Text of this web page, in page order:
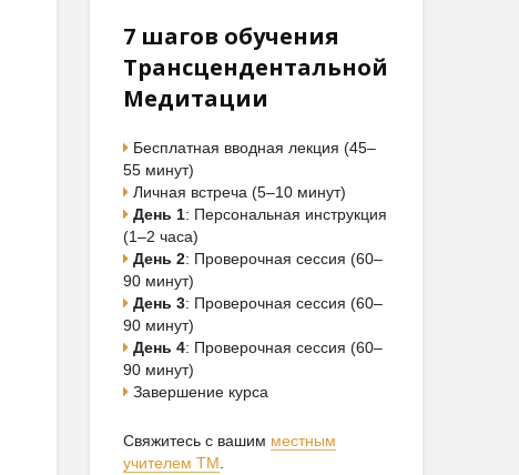
7 шагов обучения
Трансцендентальной
Медитации
Бесплатная вводная лекция (45–
55 минут)
Личная встреча (5–10 минут)
День 1: Персональная инструкция
(1–2 часа)
День 2: Проверочная сессия (60–
90 минут)
День 3: Проверочная сессия (60–
90 минут)
День 4: Проверочная сессия (60–
90 минут)
Завершение курса
Свяжитесь с вашим местным
учителем ТМ